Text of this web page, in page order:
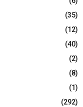
(35)
(12)
(40)
(2)
(8)
(1)
(292)